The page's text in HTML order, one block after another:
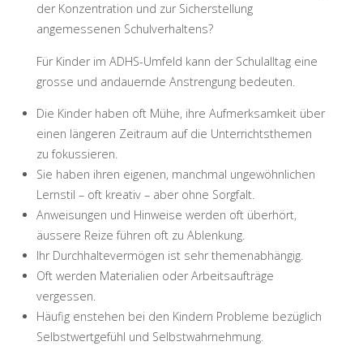
der Konzentration und zur Sicherstellung
angemessenen Schulverhaltens?
Für Kinder im ADHS-Umfeld kann der Schulalltag eine
grosse und andauernde Anstrengung bedeuten.
Die Kinder haben oft Mühe, ihre Aufmerksamkeit über
einen längeren Zeitraum auf die Unterrichtsthemen
zu fokussieren.
Sie haben ihren eigenen, manchmal ungewöhnlichen
Lernstil – oft kreativ – aber ohne Sorgfalt.
Anweisungen und Hinweise werden oft überhört,
äussere Reize führen oft zu Ablenkung.
Ihr Durchhaltevermögen ist sehr themenabhängig.
Oft werden Materialien oder Arbeitsaufträge
vergessen.
Häufig enstehen bei den Kindern Probleme bezüglich
Selbstwertgefühl und Selbstwahrnehmung.